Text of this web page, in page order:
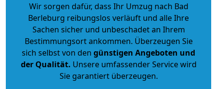
Wir sorgen dafür, dass Ihr Umzug nach Bad
Berleburg reibungslos verläuft und alle Ihre
Sachen sicher und unbeschadet an Ihrem
Bestimmungsort ankommen. Überzeugen Sie
sich selbst von den günstigen Angeboten und
der Qualität. Unsere umfassender Service wird
Sie garantiert überzeugen.